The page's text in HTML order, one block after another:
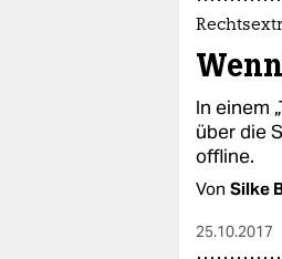
In einem
über die
offline.
Von Silke
25.10.2017